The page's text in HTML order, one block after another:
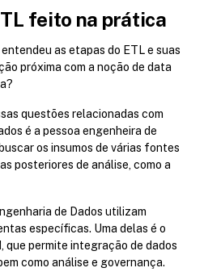
feito na prática
as etapas do ETL e suas
próxima com a noção de data
questões relacionadas com
é a pessoa engenheira de
os insumos de várias fontes
de Dados utilizam
específicas. Uma delas é o
que permite integração de dados
como análise e governança.